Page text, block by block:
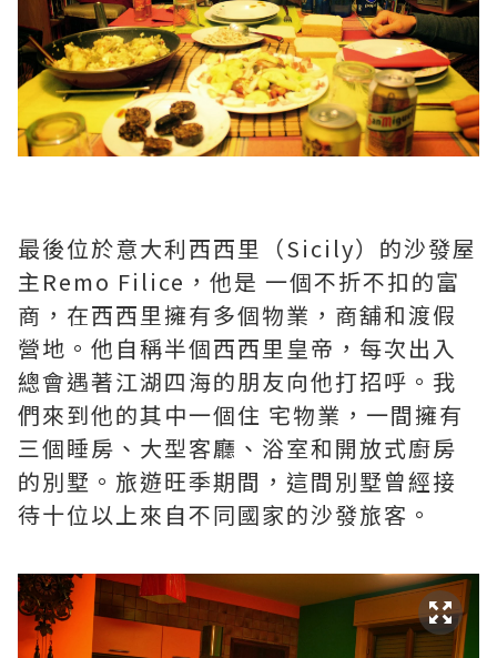
最後位於意大利西西里（Sicily）的沙發屋
主Remo Filice，他是 一個不折不扣的富
商，在西西里擁有多個物業，商舖和渡假
營地。他自稱半個西西里皇帝，每次出入
總會遇著江湖四海的朋友向他打招呼。我
們來到他的其中一個住 宅物業，一間擁有
三個睡房、大型客廳、浴室和開放式廚房
的別墅。旅遊旺季期間，這間別墅曾經接
待十位以上來自不同國家的沙發旅客。